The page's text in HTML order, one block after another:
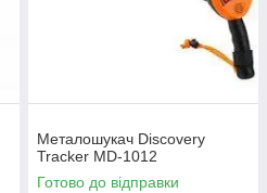
Металошукач Discovery
Tracker MD-1012
Готово до відправки